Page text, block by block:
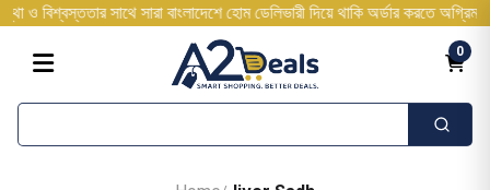
সাথে সারা বাংলাদেশে হোম ডেলিভারী দিয়ে থাকি অর্ডার করতে অগ্রিম
0